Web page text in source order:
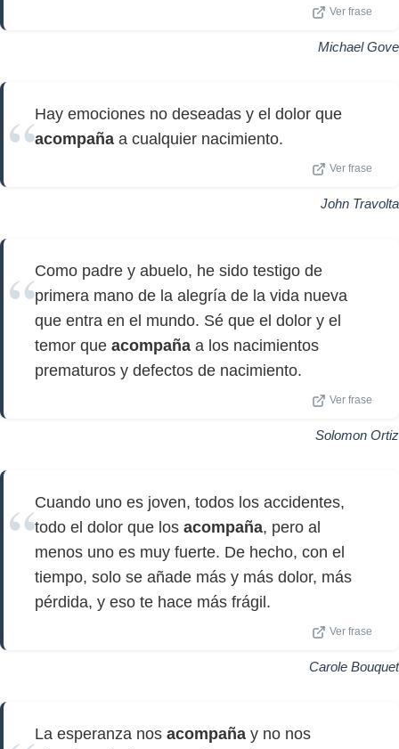
Ver frase
Michael Gove
Hay emociones no deseadas y el dolor que
acompaña a cualquier nacimiento.
Ver frase
John Travolta
Como padre y abuelo, he sido testigo de
primera mano de la alegría de la vida nueva
que entra en el mundo. Sé que el dolor y el
temor que acompaña a los nacimientos
prematuros y defectos de nacimiento.
Ver frase
Solomon Ortiz
Cuando uno es joven, todos los accidentes,
todo el dolor que los acompaña, pero al
menos uno es muy fuerte. De hecho, con el
tiempo, solo se añade más y más dolor, más
pérdida, y eso te hace más frágil.
Ver frase
Carole Bouquet
La esperanza nos acompaña y no nos